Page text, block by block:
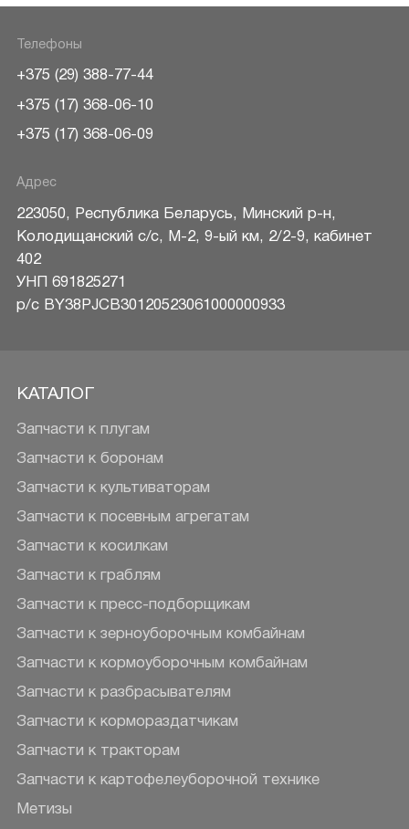
Телефоны
+375 (29) 388-77-44
+375 (17) 368-06-10
+375 (17) 368-06-09
Адрес
223050, Республика Беларусь, Минский р-н,
Колодищанский с/с, М-2, 9-ый км, 2/2-9, кабинет
402
УНП 691825271
р/c BY38PJCB30120523061000000933
КАТАЛОГ
Запчасти к плугам
Запчасти к боронам
Запчасти к культиваторам
Запчасти к посевным агрегатам
Запчасти к косилкам
Запчасти к граблям
Запчасти к пресс-подборщикам
Запчасти к зерноуборочным комбайнам
Запчасти к кормоуборочным комбайнам
Запчасти к разбрасывателям
Запчасти к кормораздатчикам
Запчасти к тракторам
Запчасти к картофелеуборочной технике
Метизы